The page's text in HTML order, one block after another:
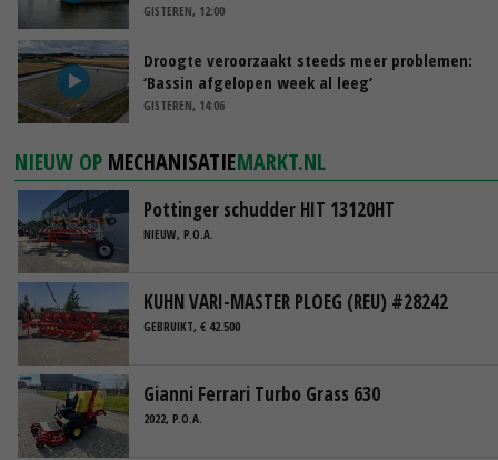
GISTEREN, 12:00
Droogte veroorzaakt steeds meer problemen:
‘Bassin afgelopen week al leeg’
GISTEREN, 14:06
NIEUW OP MECHANISATIEMARKT.NL
Pottinger schudder HIT 13120HT
NIEUW, P.O.A.
KUHN VARI-MASTER PLOEG (REU) #28242
GEBRUIKT, € 42.500
Gianni Ferrari Turbo Grass 630
2022, P.O.A.